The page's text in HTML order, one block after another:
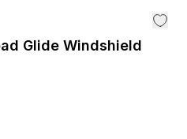
Glide Windshield